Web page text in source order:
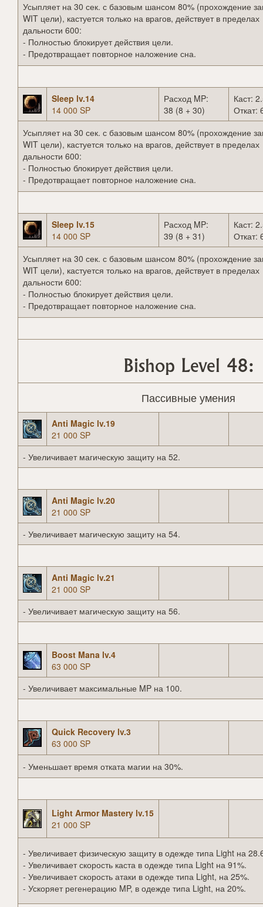
Усыпляет на 30 сек. с базовым шансом 80% (прохождение
WIT цели), кастуется только на врагов, действует в пределах
дальности 600:
- Полностью блокирует действия цели.
- Предотвращает повторное наложение сна.
Sleep lv.14
14 000 SP
Расход MP:
38 (8 + 30)
Каст:
Откат:
Усыпляет на 30 сек. с базовым шансом 80% (прохождение
WIT цели), кастуется только на врагов, действует в пределах
дальности 600:
- Полностью блокирует действия цели.
- Предотвращает повторное наложение сна.
Sleep lv.15
14 000 SP
Расход MP:
39 (8 + 31)
Каст:
Откат:
Усыпляет на 30 сек. с базовым шансом 80% (прохождение
WIT цели), кастуется только на врагов, действует в пределах
дальности 600:
- Полностью блокирует действия цели.
- Предотвращает повторное наложение сна.
Bishop Level 48:
Пассивные умения
Anti Magic lv.19
21 000 SP
- Увеличивает магическую защиту на 52.
Anti Magic lv.20
21 000 SP
- Увеличивает магическую защиту на 54.
Anti Magic lv.21
21 000 SP
- Увеличивает магическую защиту на 56.
Boost Mana lv.4
63 000 SP
- Увеличивает максимальные MP на 100.
Quick Recovery lv.3
63 000 SP
- Уменьшает время отката магии на 30%.
Light Armor Mastery lv.15
21 000 SP
- Увеличивает физическую защиту в одежде типа Light на
- Увеличивает скорость каста в одежде типа Light на 91%.
- Увеличивает скорость атаки в одежде типа Light, на 25%.
- Ускоряет регенерацию MP, в одежде типа Light, на 20%.